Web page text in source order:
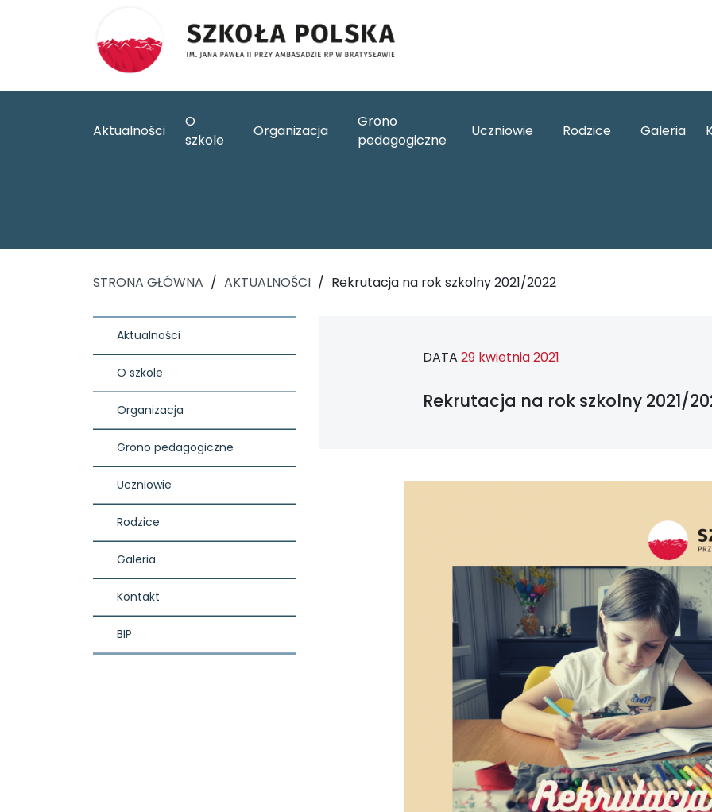
Aktualności
O
szkole
Organizacja
Grono
pedagogiczne
Uczniowie Rodzice Galeria
STRONA GŁÓWNA / AKTUALNOŚCI / Rekrutacja na rok szkolny 2021/2022
Aktualności
O szkole
Organizacja
Grono pedagogiczne
Uczniowie
Rodzice
Galeria
Kontakt
BIP
DATA 29 kwietnia 2021
Rekrutacja na rok szkolny 2021/